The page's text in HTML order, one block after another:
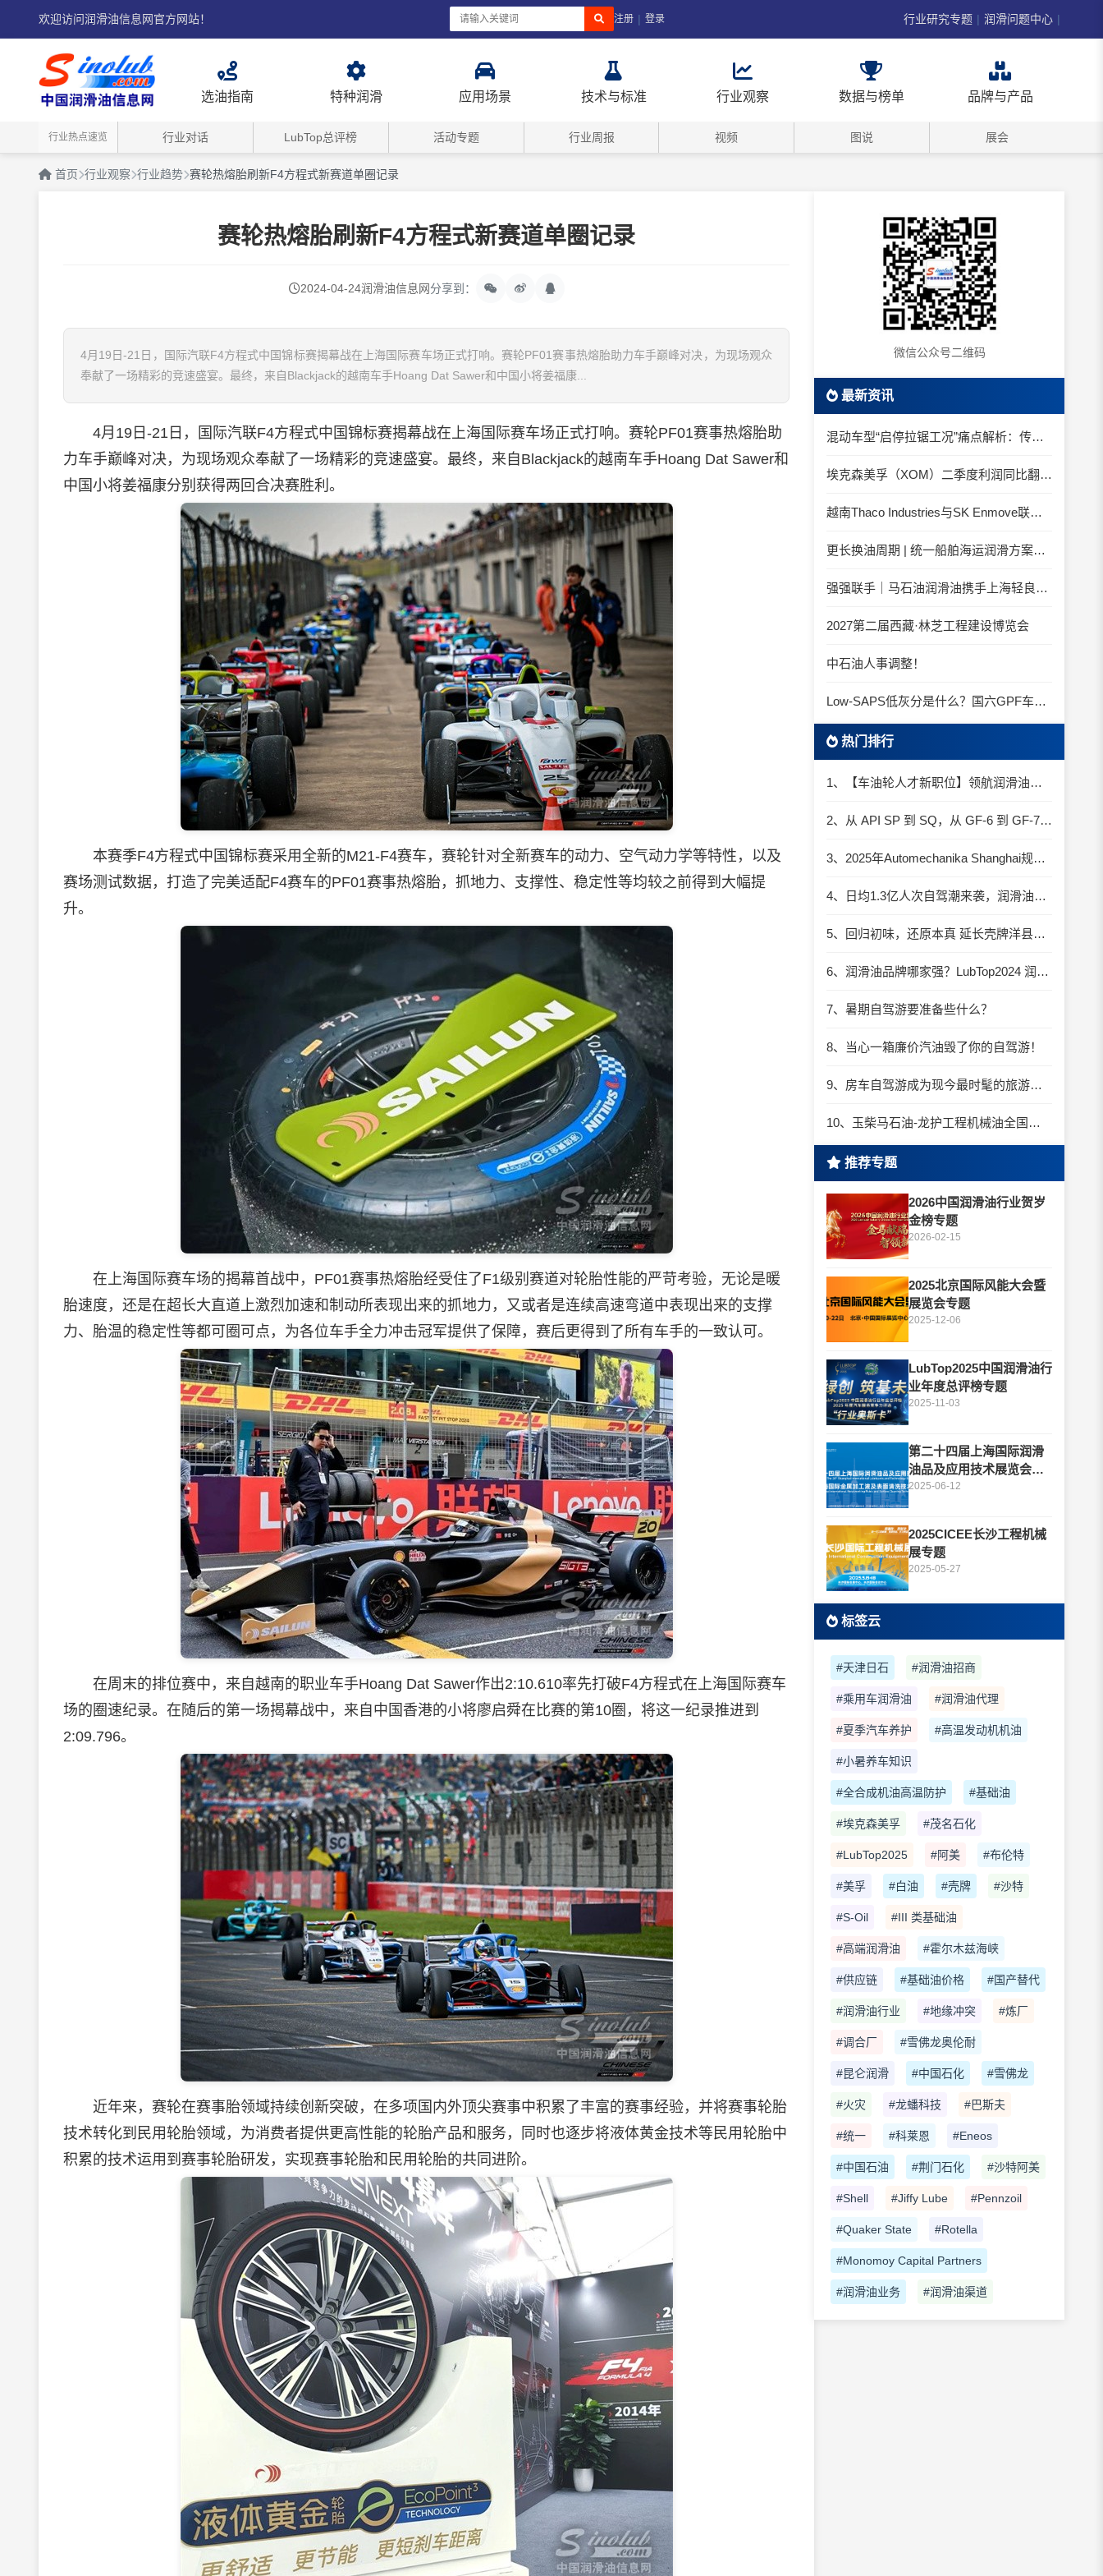
欢迎访问润滑油信息网官方网站！ 注册 | 登录 行业研究专题 | 润滑问题中心 |
选油指南 特种润滑 应用场景 技术与标准 行业观察 数据与榜单 品牌与产品
行业热点速览 行业对话 LubTop总评榜 活动专题 行业周报 视频 图说 展会
首页 行业观察 行业趋势 赛轮热熔胎刷新F4方程式新赛道单圈记录
赛轮热熔胎刷新F4方程式新赛道单圈记录
2024-04-24润滑油信息网分享到：
4月19日-21日，国际汽联F4方程式中国锦标赛揭幕战在上海国际赛车场正式打响。赛轮PF01赛事热熔胎助力车手巅峰对决，为现场观众
奉献了一场精彩的竞速盛宴。最终，来自Blackjack的越南车手Hoang Dat Sawer和中国小将姜福康...
4月19日-21日，国际汽联F4方程式中国锦标赛揭幕战在上海国际赛车场正式打响。赛轮PF01赛事热熔胎助
力车手巅峰对决，为现场观众奉献了一场精彩的竞速盛宴。最终，来自Blackjack的越南车手Hoang Dat Sawer和
中国小将姜福康分别获得两回合决赛胜利。
本赛季F4方程式中国锦标赛采用全新的M21-F4赛车，赛轮针对全新赛车的动力、空气动力学等特性，以及
赛场测试数据，打造了完美适配F4赛车的PF01赛事热熔胎，抓地力、支撑性、稳定性等均较之前得到大幅提
升。
在上海国际赛车场的揭幕首战中，PF01赛事热熔胎经受住了F1级别赛道对轮胎性能的严苛考验，无论是暖
胎速度，还是在超长大直道上激烈加速和制动所表现出来的抓地力，又或者是连续高速弯道中表现出来的支撑
力、胎温的稳定性等都可圈可点，为各位车手全力冲击冠军提供了保障，赛后更得到了所有车手的一致认可。
在周末的排位赛中，来自越南的职业车手Hoang Dat Sawer作出2:10.610率先打破F4方程式在上海国际赛车
场的圈速纪录。在随后的第一场揭幕战中，来自中国香港的小将廖启舜在比赛的第10圈，将这一纪录推进到
2:09.796。
近年来，赛轮在赛事胎领域持续创新突破，在多项国内外顶尖赛事中积累了丰富的赛事经验，并将赛事轮胎
技术转化到民用轮胎领域，为消费者提供更高性能的轮胎产品和服务，同时也逐步将液体黄金技术等民用轮胎中
积累的技术运用到赛事轮胎研发，实现赛事轮胎和民用轮胎的共同进阶。
微信公众号二维码
最新资讯
混动车型“启停拉锯工况”痛点解析：传统机油为何频繁出现油泥堆积？
埃克森美孚（XOM）二季度利润同比翻倍 创2022年以来新高
越南Thaco Industries与SK Enmove联手合作润滑油
更长换油周期 | 统一船舶海运润滑方案与你并肩征服海况运维考验
强强联手｜马石油润滑油携手上海轻良，共筑造纸装备润滑新生态
2027第二届西藏·林芝工程建设博览会
中石油人事调整！
Low-SAPS低灰分是什么？国六GPF车辆为什么必须用低灰油
热门排行
1、【车油轮人才新职位】领航润滑油优质职位招聘
2、从 API SP 到 SQ，从 GF-6 到 GF-7：润滑油技术壁垒再升高，你准备好了吗？
3、2025年Automechanika Shanghai规模再度扩大：首次启用国家会展中心（上海）全部15个展馆
4、日均1.3亿人次自驾潮来袭，润滑油行业解锁增长新密码​
5、回归初味，还原本真 延长壳牌洋县踏春自驾游
6、润滑油品牌哪家强？LubTop2024 润滑油总评榜荣耀张榜
7、暑期自驾游要准备些什么？
8、当心一箱廉价汽油毁了你的自驾游！
9、房车自驾游成为现今最时髦的旅游方式
10、玉柴马石油-龙护工程机械油全国招商丨卓越的品质，专业的品牌！
推荐专题
2026中国润滑油行业贺岁
金榜专题
2026-02-15
2025北京国际风能大会暨
展览会专题
2025-12-06
LubTop2025中国润滑油行
业年度总评榜专题
2025-11-03
第二十四届上海国际润滑
油品及应用技术展览会专
题
2025-06-12
2025CICEE长沙工程机械
展专题
2025-05-27
标签云
#天津日石 #润滑油招商
#乘用车润滑油 #润滑油代理
#夏季汽车养护 #高温发动机机油
#小暑养车知识
#全合成机油高温防护 #基础油
#埃克森美孚 #茂名石化
#LubTop2025 #阿美 #布伦特
#美孚 #白油 #壳牌 #沙特
#S-Oil #III 类基础油
#高端润滑油 #霍尔木兹海峡
#供应链 #基础油价格 #国产替代
#润滑油行业 #地缘冲突 #炼厂
#调合厂 #雪佛龙奥伦耐
#昆仑润滑 #中国石化 #雪佛龙
#火灾 #龙蟠科技 #巴斯夫
#统一 #科莱恩 #Eneos
#中国石油 #荆门石化 #沙特阿美
#Shell #Jiffy Lube #Pennzoil
#Quaker State #Rotella
#Monomoy Capital Partners
#润滑油业务 #润滑油渠道